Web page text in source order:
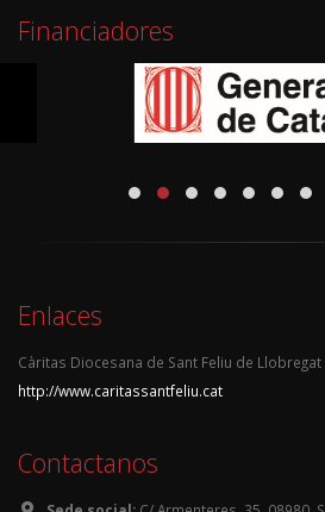
Financiadores
Enlaces
Càritas Diocesana de Sant Feliu de Llobregat
http://www.caritassantfeliu.cat
Contactanos